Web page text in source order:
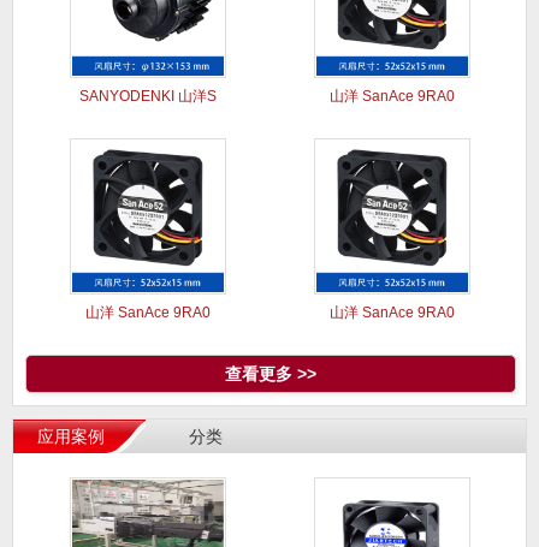
SANYODENKI 山洋S 山洋 SanAce 9RA0
山洋 SanAce 9RA0 山洋 SanAce 9RA0
查看更多 >>
应用案例 分类